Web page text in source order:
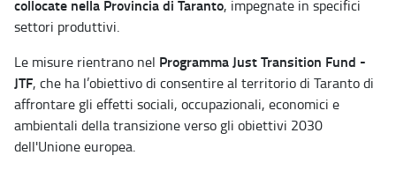
collocate nella Provincia di Taranto, impegnate in specifici
settori produttivi.
Le misure rientrano nel Programma Just Transition Fund -
JTF, che ha l’obiettivo di consentire al territorio di Taranto di
affrontare gli effetti sociali, occupazionali, economici e
ambientali della transizione verso gli obiettivi 2030
dell'Unione europea.